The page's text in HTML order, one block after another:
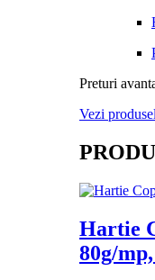
Preturi
Vezi
Hartie
80g/